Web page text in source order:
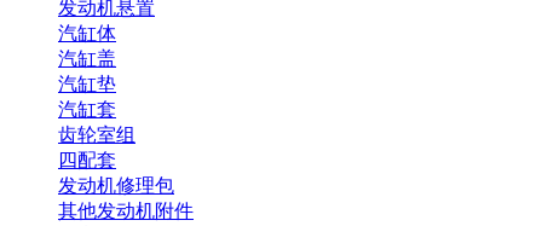
发动机悬置
汽缸体
汽缸盖
汽缸垫
汽缸套
齿轮室组
四配套
发动机修理包
其他发动机附件